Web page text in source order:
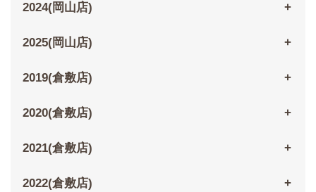
2024(岡山店)
2025(岡山店)
2019(倉敷店)
2020(倉敷店)
2021(倉敷店)
2022(倉敷店)